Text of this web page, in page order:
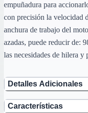
empuñadura para
con precisión la velocidad
anchura de trabajo del
azadas, puede reducir de:
las necesidades de hilera y
Detalles Adicionales
Características